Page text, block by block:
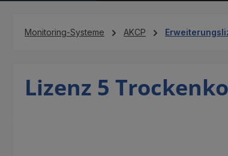
Monitoring-Systeme AKCP
Lizenz 5